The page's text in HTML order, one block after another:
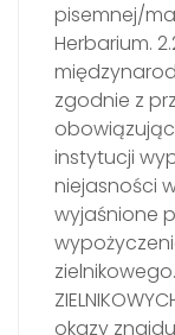
pisemnej/
Herbarium.
zgodnie z
instytucji
niejasności
wyjaśnione
zielnikowego.
okazy